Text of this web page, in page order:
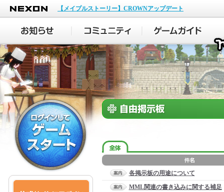
NEXON
【メイプルストーリー】CROWNアップデート
各掲示板の用途について
MML関連の書き込みに関する補足